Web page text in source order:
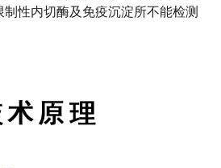
性内切酶及免疫沉淀所不能检测